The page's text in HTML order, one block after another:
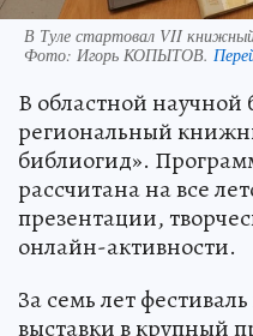
В Туле стартовал VII книжный
Фото: Игорь КОПЫТОВ.
В областной научной
региональный
библиогид».
рассчитана на все
презентации,
онлайн-активности.
За семь лет
выставки в крупный